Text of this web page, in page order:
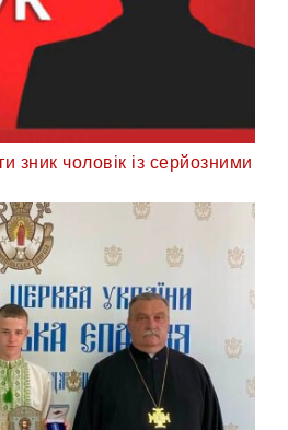
зник чоловік із серйозними